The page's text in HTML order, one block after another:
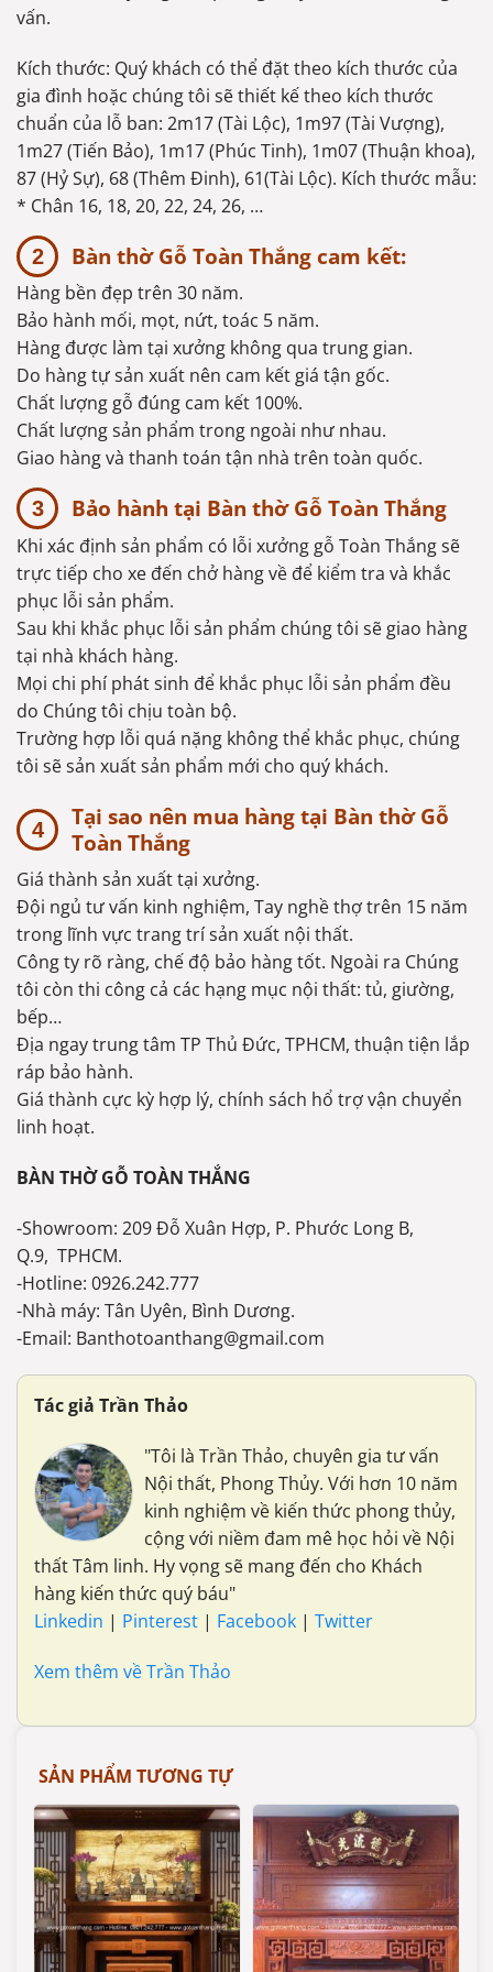
vấn.
Kích thước: Quý khách có thể đặt theo kích thước của
gia đình hoặc chúng tôi sẽ thiết kế theo kích thước
chuẩn của lỗ ban: 2m17 (Tài Lộc), 1m97 (Tài Vượng),
1m27 (Tiến Bảo), 1m17 (Phúc Tinh), 1m07 (Thuận khoa),
87 (Hỷ Sự), 68 (Thêm Đinh), 61(Tài Lộc). Kích thước mẫu:
* Chân 16, 18, 20, 22, 24, 26, …
Bàn thờ Gỗ Toàn Thắng cam kết:
Hàng bền đẹp trên 30 năm.
Bảo hành mối, mọt, nứt, toác 5 năm.
Hàng được làm tại xưởng không qua trung gian.
Do hàng tự sản xuất nên cam kết giá tận gốc.
Chất lượng gỗ đúng cam kết 100%.
Chất lượng sản phẩm trong ngoài như nhau.
Giao hàng và thanh toán tận nhà trên toàn quốc.
Bảo hành tại Bàn thờ Gỗ Toàn Thắng
Khi xác định sản phẩm có lỗi xưởng gỗ Toàn Thắng sẽ
trực tiếp cho xe đến chở hàng về để kiểm tra và khắc
phục lỗi sản phẩm.
Sau khi khắc phục lỗi sản phẩm chúng tôi sẽ giao hàng
tại nhà khách hàng.
Mọi chi phí phát sinh để khắc phục lỗi sản phẩm đều
do Chúng tôi chịu toàn bộ.
Trường hợp lỗi quá nặng không thể khắc phục, chúng
tôi sẽ sản xuất sản phẩm mới cho quý khách.
Tại sao nên mua hàng tại Bàn thờ Gỗ
Toàn Thắng
Giá thành sản xuất tại xưởng.
Đội ngủ tư vấn kinh nghiệm, Tay nghề thợ trên 15 năm
trong lĩnh vực trang trí sản xuất nội thất.
Công ty rõ ràng, chế độ bảo hàng tốt. Ngoài ra Chúng
tôi còn thi công cả các hạng mục nội thất: tủ, giường,
bếp…
Địa ngay trung tâm TP Thủ Đức, TPHCM, thuận tiện lắp
ráp bảo hành.
Giá thành cực kỳ hợp lý, chính sách hổ trợ vận chuyển
linh hoạt.
BÀN THỜ GỖ TOÀN THẮNG
-Showroom: 209 Đỗ Xuân Hợp, P. Phước Long B,
Q.9, TPHCM.
-Hotline: 0926.242.777
-Nhà máy: Tân Uyên, Bình Dương.
-Email: Banthotoanthang@gmail.com
Tác giả Trần Thảo
"Tôi là Trần Thảo, chuyên gia tư vấn
Nội thất, Phong Thủy. Với hơn 10 năm
kinh nghiệm về kiến thức phong thủy,
cộng với niềm đam mê học hỏi về Nội
thất Tâm linh. Hy vọng sẽ mang đến cho Khách
hàng kiến thức quý báu"
Linkedin | Pinterest | Facebook | Twitter
Xem thêm về Trần Thảo
SẢN PHẨM TƯƠNG TỰ